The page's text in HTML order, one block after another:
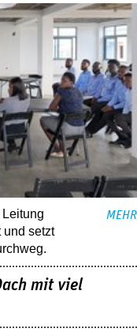
setzt
MEHR
mit viel